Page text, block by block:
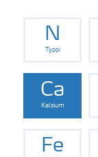
N
Typpi
Ca
Kalsium
Fe